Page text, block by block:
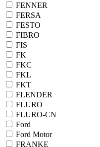
FENNER
FERSA
FESTO
FIBRO
FIS
FK
FKC
FKL
FKT
FLENDER
FLURO
FLURO-CN
Ford
Ford Motor
FRANKE